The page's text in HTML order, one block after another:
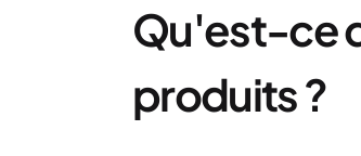
Qu'est-ce
produits ?